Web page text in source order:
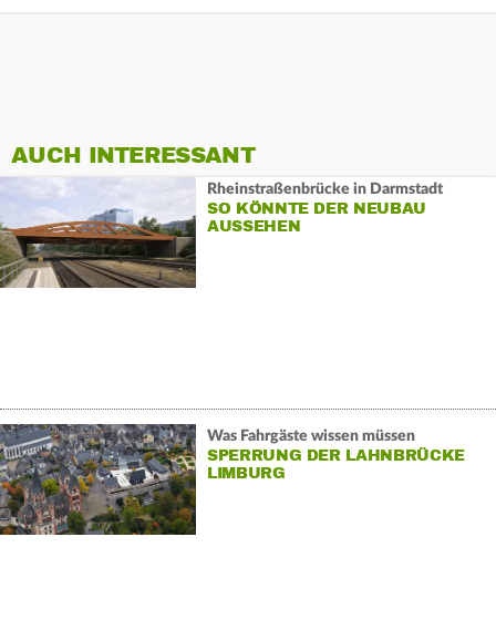
AUCH INTERESSANT
Rheinstraßenbrücke in Darmstadt
SO KÖNNTE DER NEUBAU
AUSSEHEN
Was Fahrgäste wissen müssen
SPERRUNG DER LAHNBRÜCKE
LIMBURG